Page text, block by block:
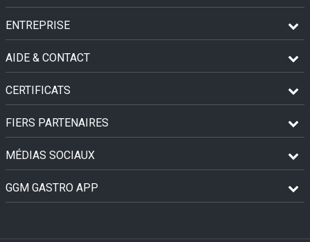
ENTREPRISE
AIDE & CONTACT
CERTIFICATS
FIERS PARTENAIRES
MÉDIAS SOCIAUX
GGM GASTRO APP